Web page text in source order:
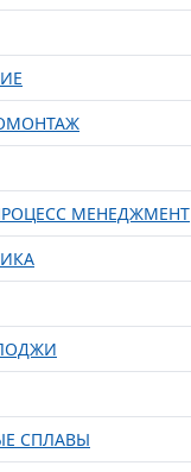
МЕНЕДЖМЕНТ
СПЛАВЫ